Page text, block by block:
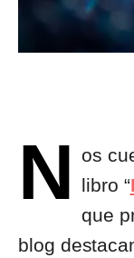
N os
libro “
que
blog